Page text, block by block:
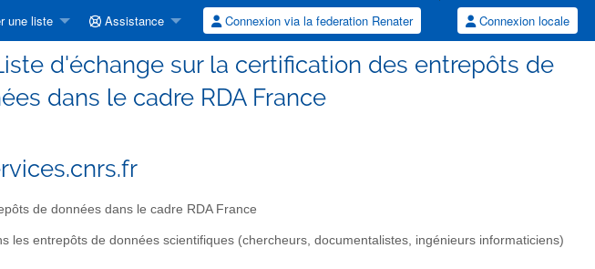
une liste Assistance Connexion via la federation Renater Connexion locale
d'échange sur la certification des entrepôts de
dans le cadre RDA France
de données dans le cadre RDA France
les entrepôts de données scientifiques (chercheurs, documentalistes, ingénieurs informaticiens)